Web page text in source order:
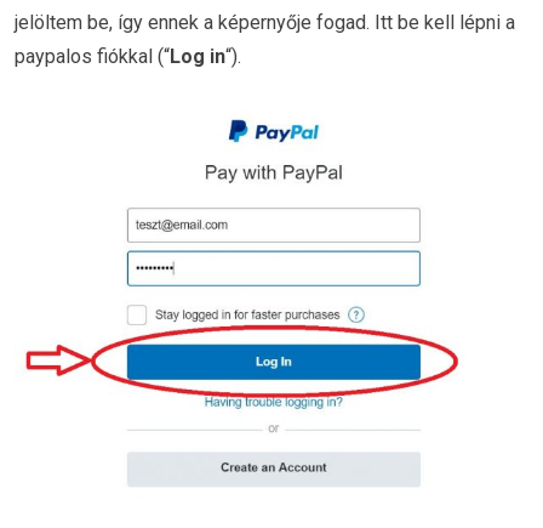
jelöltem be, így ennek a képernyője fogad. Itt be kell lépni a
paypalos fiókkal (“Log in“).